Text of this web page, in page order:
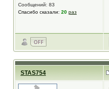
Сообщений: 83
Спасибо сказали: 20 раз
STAS754